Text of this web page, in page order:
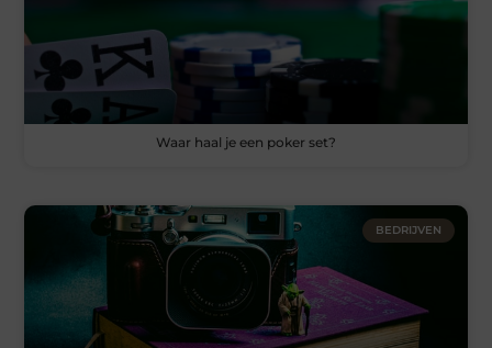
Waar haal je een poker set?
BEDRIJVEN